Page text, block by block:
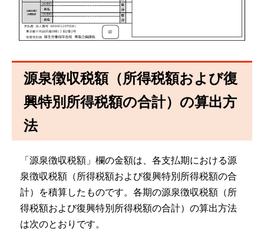
源泉徴収税額（所得税額および復
興特別所得税額の合計）の算出方
法
「源泉徴収税額」欄の金額は、各支払期における源
泉徴収税額（所得税額および復興特別所得税額の合
計）を積算したものです。各期の源泉徴収税額（所
得税額および復興特別所得税額の合計）の算出方法
は次のとおりです。